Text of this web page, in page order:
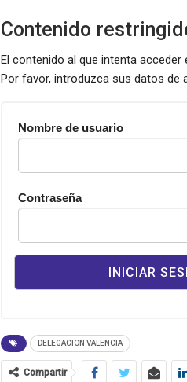
Contenido
El contenido al que intenta
Por favor, introduzca sus datos de
Nombre de usuario
Contraseña
DELEGACION VALENCIA
Compartir